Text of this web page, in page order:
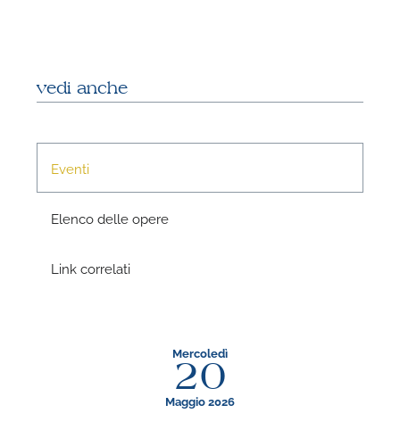
vedi anche
Eventi
Elenco delle opere
Link correlati
Mercoledì
20
Maggio 2026